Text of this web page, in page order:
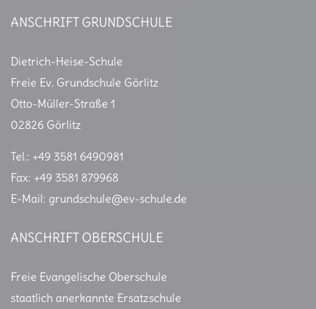
ANSCHRIFT GRUNDSCHULE
Dietrich-Heise-Schule
Freie Ev. Grundschule Görlitz
Otto-Müller-Straße 1
02826 Görlitz
Tel.: +49 3581 6490981
Fax: +49 3581 879968
E-Mail: grundschule@ev-schule.de
ANSCHRIFT OBERSCHULE
Freie Evangelische Oberschule
staatlich anerkannte Ersatzschule